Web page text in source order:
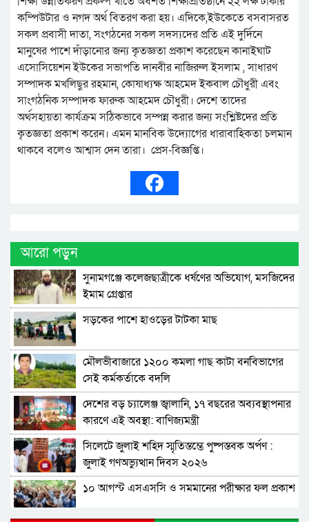
কম্পিউটার ও নগদ অর্থ বিতরণ করা হয়। এদিকে,ইউকেতে বসবাসরত
সকল প্রবাসী দাতা, সংগঠনের সকল সদস্যদের প্রতি এই দুর্দিনে
মানুষের পাশে দাঁড়ানোর জন্য কৃতজ্ঞতা প্রকাশ করেছেন কানাইঘাট
এসোসিয়েশন ইউকের সভাপতি দানবীর নাজিরুল ইসলাম , সাধারণ
সম্পাদক মখলিছুর রহমান, কোষাধ্যক্ষ আহমেদ ইকবাল চৌধুরী এবং
সাংগঠনিক সম্পাদক ফারুক আহমেদ চৌধুরী। দেশে তাদের
অর্থসহায়তা কার্যক্রম সঠিকভাবে সম্পন্ন করার জন্য সংশ্লিষ্টদের প্রতি
কৃতজ্ঞতা প্রকাশ করেন। এমন মানবিক উদ্যোগের ধারাবাহিকতা চলমান
থাকবে বলেও আশ্বাস দেন তারা। প্রেস-বিজ্ঞপ্তি।
আরো পড়ুন
সুনামগঞ্জে কলেজছাত্রীকে ধর্ষণের অভিযোগ, মসজিদের
ইমাম গ্রেপ্তার
সড়কের পাশে হাওড়ের টাটকা মাছ
মৌলভীবাজারে ১২০০ কমলা গাছ কাটা বনবিভাগের
সেই কর্মকর্তাকে বদলি
দেশের বড় চ্যালেঞ্জ জ্বালানি, ১৭ বছরের অব্যবস্থাপনার
কারণে এই অবস্থা: বাণিজ্যমন্ত্রী
সিলেটে জুলাই শহিদ স্মৃতিস্তম্ভে পুষ্পস্তবক অর্পণ :
জুলাই গণঅভ্যুত্থান দিবস ২০২৬
১০ আগস্ট এসএসসি ও সমমানের পরীক্ষার ফল প্রকাশ